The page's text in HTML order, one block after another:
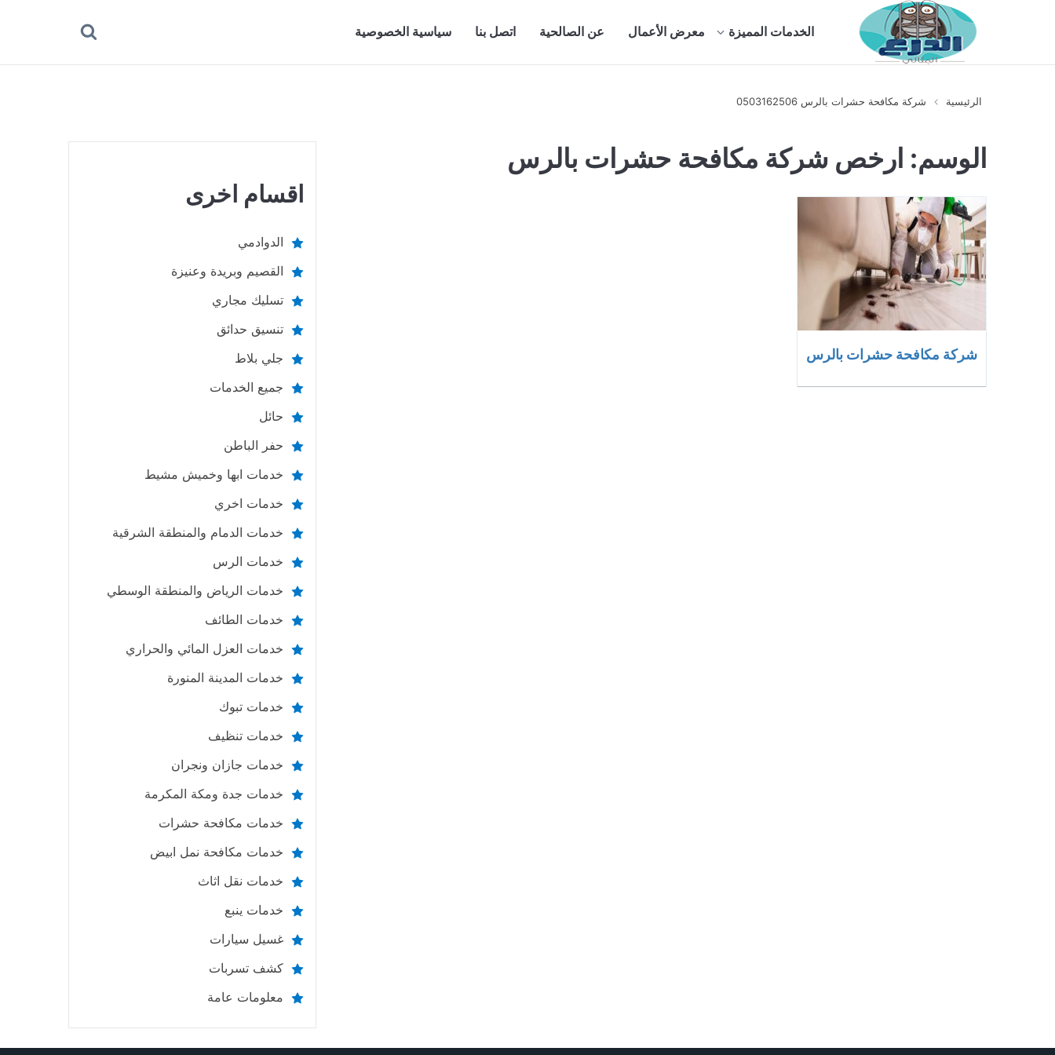
الخدمات المميزة معرض الأعمال عن الصالحية اتصل بنا سياسية الخصوصية
الرئيسية شركة مكافحة حشرات بالرس 0503162506
الوسم: ارخص شركة مكافحة حشرات بالرس
شركة مكافحة حشرات بالرس
اقسام اخرى
الدوادمي
القصيم وبريدة وعنيزة
تسليك مجاري
تنسيق حدائق
جلي بلاط
جميع الخدمات
حائل
حفر الباطن
خدمات ابها وخميش مشيط
خدمات اخري
خدمات الدمام والمنطقة الشرقية
خدمات الرس
خدمات الرياض والمنطقة الوسطي
خدمات الطائف
خدمات العزل المائي والحراري
خدمات المدينة المنورة
خدمات تبوك
خدمات تنظيف
خدمات جازان ونجران
خدمات جدة ومكة المكرمة
خدمات مكافحة حشرات
خدمات مكافحة نمل ابيض
خدمات نقل اثاث
خدمات ينبع
غسيل سيارات
كشف تسربات
معلومات عامة